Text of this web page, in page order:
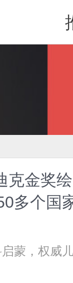
金奖
多个国
蒙，权威